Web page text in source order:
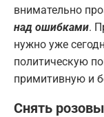
внимательно
над ошибками.
нужно уже
политическую
примитивную и
Снять